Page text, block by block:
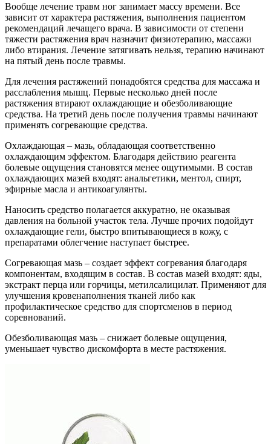
Вообще лечение травм ног занимает массу времени. Все
зависит от характера растяжения, выполнения пациентом
рекомендаций лечащего врача. В зависимости от степени
тяжести растяжения врач назначит физиотерапию, массажи
либо втирания. Лечение затягивать нельзя, терапию начинают
на пятый день после травмы.
Для лечения растяжений понадобятся средства для массажа и
расслабления мышц. Первые несколько дней после
растяжения втирают охлаждающие и обезболивающие
средства. На третий день после получения травмы начинают
применять согревающие средства.
Охлаждающая – мазь, обладающая соответственно
охлаждающим эффектом. Благодаря действию реагента
болевые ощущения становятся менее ощутимыми. В состав
охлаждающих мазей входят: анальгетики, ментол, спирт,
эфирные масла и антикоагулянты.
Наносить средство полагается аккуратно, не оказывая
давления на больной участок тела. Лучше прочих подойдут
охлаждающие гели, быстро впитывающиеся в кожу, с
препаратами облегчение наступает быстрее.
Согревающая мазь – создает эффект согревания благодаря
компонентам, входящим в состав. В состав мазей входят: яды,
экстракт перца или горчицы, метилсалицилат. Применяют для
улучшения кровенаполнения тканей либо как
профилактическое средство для спортсменов в период
соревнований.
Обезболивающая мазь – снижает болевые ощущения,
уменьшает чувство дискомфорта в месте растяжения.